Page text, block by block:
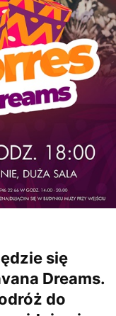
się
Dreams.
do